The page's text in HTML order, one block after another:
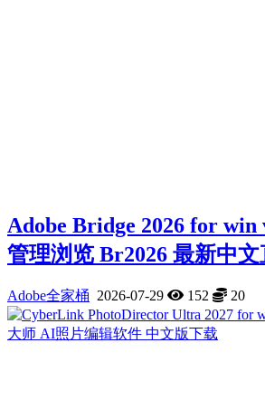
Adobe Bridge 2026 for win
管理浏览 Br2026 最新中文
Adobe全家桶 2026-07-29 152 20